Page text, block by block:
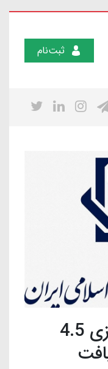
ثبت‌نام
ذخایر ارزی بانک مرکزی 4.5